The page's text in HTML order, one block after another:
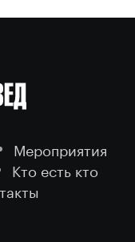
Мероприятия
Кто есть кто